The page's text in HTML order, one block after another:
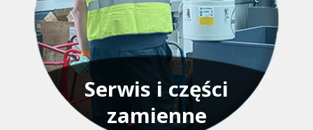
Serwis i części
zamienne